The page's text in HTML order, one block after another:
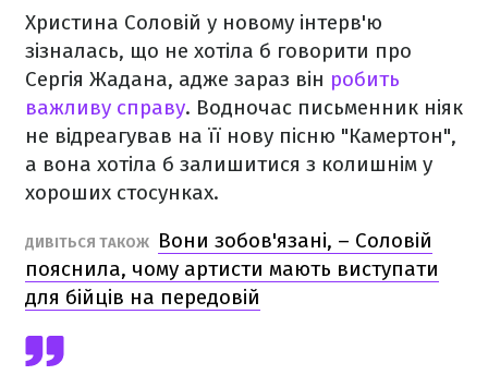
Христина Соловій у новому інтерв'ю
зізналась, що не хотіла б говорити про
Сергія Жадана, адже зараз він робить
важливу справу. Водночас письменник ніяк
не відреагував на її нову пісню "Камертон",
а вона хотіла б залишитися з колишнім у
хороших стосунках.
ДИВІТЬСЯ ТАКОЖ
Вони зобов'язані, – Соловій
пояснила, чому артисти мають виступати
для бійців на передовій